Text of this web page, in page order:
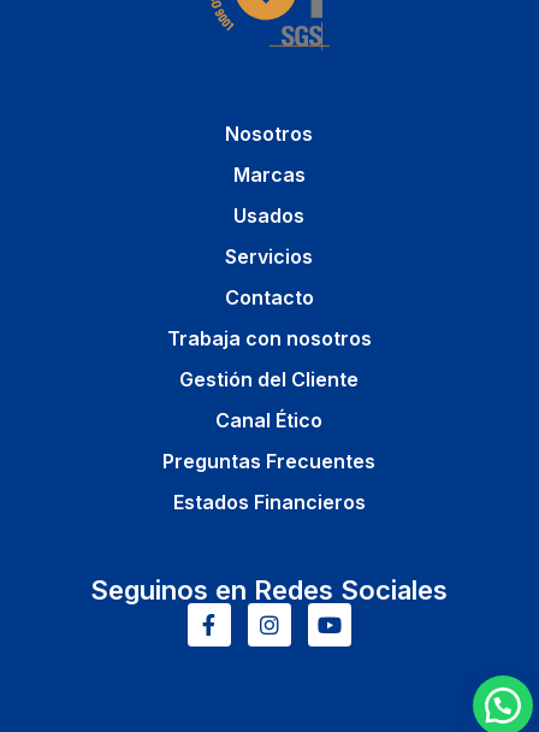
Nosotros
Marcas
Usados
Servicios
Contacto
Trabaja con nosotros
Gestión del Cliente
Canal Ético
Preguntas Frecuentes
Estados Financieros
Seguinos en Redes Sociales